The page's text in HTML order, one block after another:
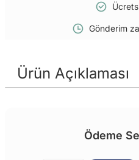
Gönderim
Ürün Açıklaması
Ödeme